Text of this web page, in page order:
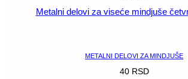
Metalni delovi za viseće mindjuše
METALNI DELOVI ZA MINDJUŠE
40 RSD